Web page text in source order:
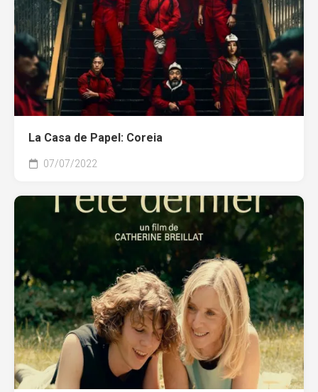
La Casa de Papel: Coreia
07/07/2022